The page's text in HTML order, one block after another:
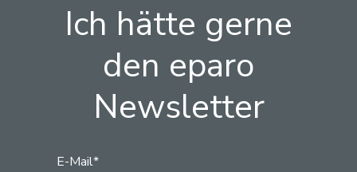
Ich hätte gerne
den eparo
Newsletter
E-Mail*